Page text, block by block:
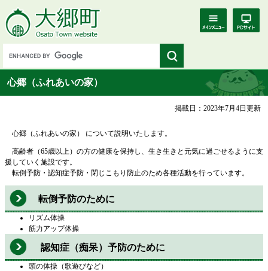
心郷（ふれあいの家）
掲載日：2023年7月4日更新
心郷（ふれあいの家） について説明いたします。
高齢者（65歳以上）の方の健康を保持し、生き生きと元気に過ごせるように支
援していく施設です。
転倒予防・認知症予防・閉じこもり防止のため各種活動を行っています。
転倒予防のために
リズム体操
筋力アップ体操
認知症（痴呆）予防のために
頭の体操（歌遊びなど）